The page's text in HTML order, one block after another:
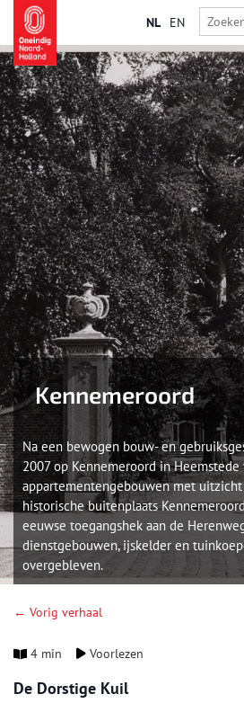
NL EN
Kennemeroord
Na een bewogen bouw- en
2007 op Kennemeroord in
appartementengebouwen met
historische buitenplaats
eeuwse toegangshek aan de
dienstgebouwen, ijskelder en
overgebleven.
← Vorig verhaal
4 min Voorlezen
De Dorstige Kuil